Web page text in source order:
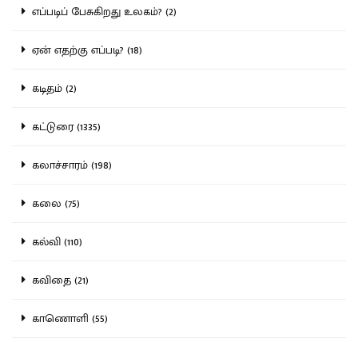
எப்படிப் பேசுகிறது உலகம்? (2)
ஏன் எதற்கு எப்படி? (18)
கடிதம் (2)
கட்டுரை (1335)
கலாச்சாரம் (198)
கலை (75)
கல்வி (110)
கவிதை (21)
காணொளி (55)